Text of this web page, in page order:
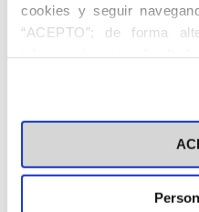
cookies y seguir
“ACEPTO”; de forma
información más
en el botón "Personalizar".
visitar nuestra Política de
aquella primera noche en el
la fe y fuerza de voluntad de
novia que no impidió, y de la
cambió en un retiro de
sobre él una condena penal
servía para algo, y justo
yo estaba rezando, para